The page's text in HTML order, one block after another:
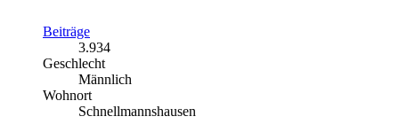
Beiträge
3.934
Geschlecht
Männlich
Wohnort
Schnellmannshausen